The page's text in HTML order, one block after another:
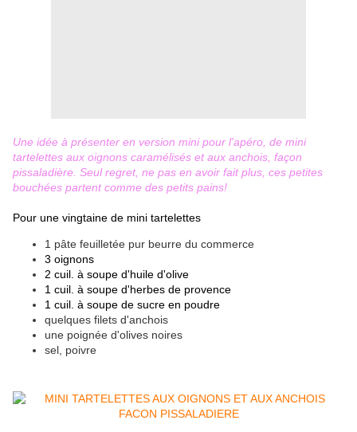
Une idée à présenter en version mini pour l'apéro, de mini
tartelettes aux oignons caramélisés et aux anchois, façon
pissaladière. Seul regret, ne pas en avoir fait plus, ces petites
bouchées partent comme des petits pains!
Pour une vingtaine de mini tartelettes
1 pâte feuilletée pur beurre du commerce
3 oignons
2 cuil. à soupe d'huile d'olive
1 cuil. à soupe d'herbes de provence
1 cuil. à soupe de sucre en poudre
quelques filets d'anchois
une poignée d'olives noires
sel, poivre